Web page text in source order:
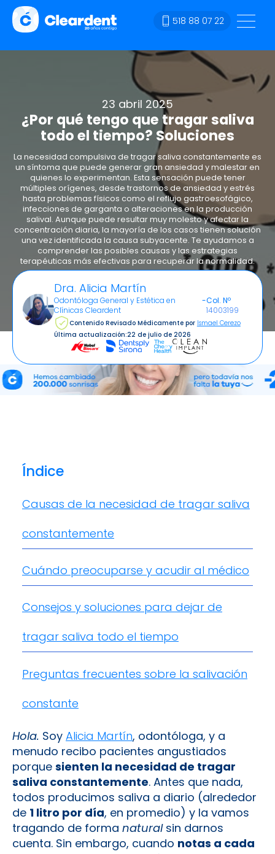
518 88 07 22
23 abril 2025
¿Por qué tengo que tragar saliva
todo el tiempo? Soluciones
La necesidad compulsiva de tragar saliva constantemente es
un síntoma que puede generar gran ansiedad y malestar en
quienes lo experimentan. Esta sensación puede tener
múltiples orígenes, desde trastornos de ansiedad y estrés
hasta problemas físicos como el reflujo gastroesofágico,
infecciones de garganta o alteraciones en la producción
salival. Aunque puede resultar muy molesto y afectar la
concentración diaria, la mayoría de los casos tienen solución
una vez identificada la causa subyacente. Te ayudamos a
comprender las posibles causas y las estrategias
terapéuticas más efectivas para recuperar la normalidad.
Dra. Alicia Martín
Odontóloga General y Estética en
Clínicas Cleardent
-Col. Nº
14003199
Contenido Revisado Médicamente por Ismael Cerezo
Última actualización:22 de julio de 2026
Hola. Soy Alicia Martín, odontóloga, y a
menudo recibo pacientes angustiados
porque sienten la necesidad de tragar
saliva constantemente. Antes que nada,
todos producimos saliva a diario (alrededor
de 1 litro por día, en promedio) y la vamos
tragando de forma naturalsin darnos
cuenta. Sin embargo, cuando notas a cada
Índice
Causas de la necesidad de tragar saliva
constantemente
Cuándo preocuparse y acudir al médico
Consejos y soluciones para dejar de
tragar saliva todo el tiempo
Preguntas frecuentes sobre la salivación
constante